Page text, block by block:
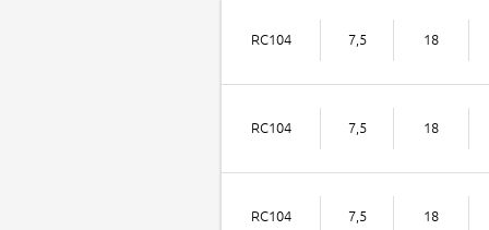
RC104 7,5 18
RC104 7,5 18
RC104 7,5 18